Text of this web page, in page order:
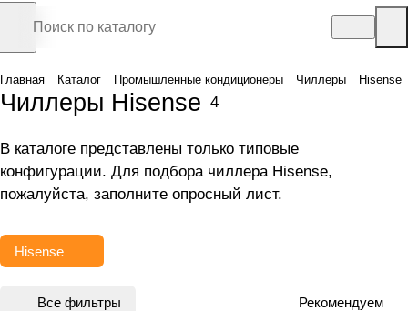
Главная Каталог Промышленные кондиционеры Чиллеры Hisense
Чиллеры Hisense 4
В каталоге представлены только типовые
конфигурации. Для подбора чиллера Hisense,
пожалуйста, заполните опросный лист.
Hisense
Все фильтры Рекомендуем